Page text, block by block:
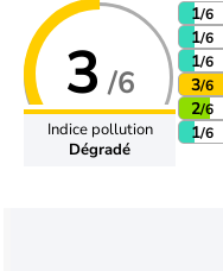
3 /6
Indice pollution
Dégradé
1/6
1/6
1/6
3/6
2/6
1/6